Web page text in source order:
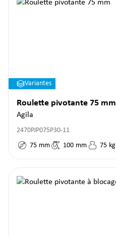
Variantes
Roulette pivotante 75 mm
Agila
2470PJP075P30-11
75 mm 100 mm 75 kg